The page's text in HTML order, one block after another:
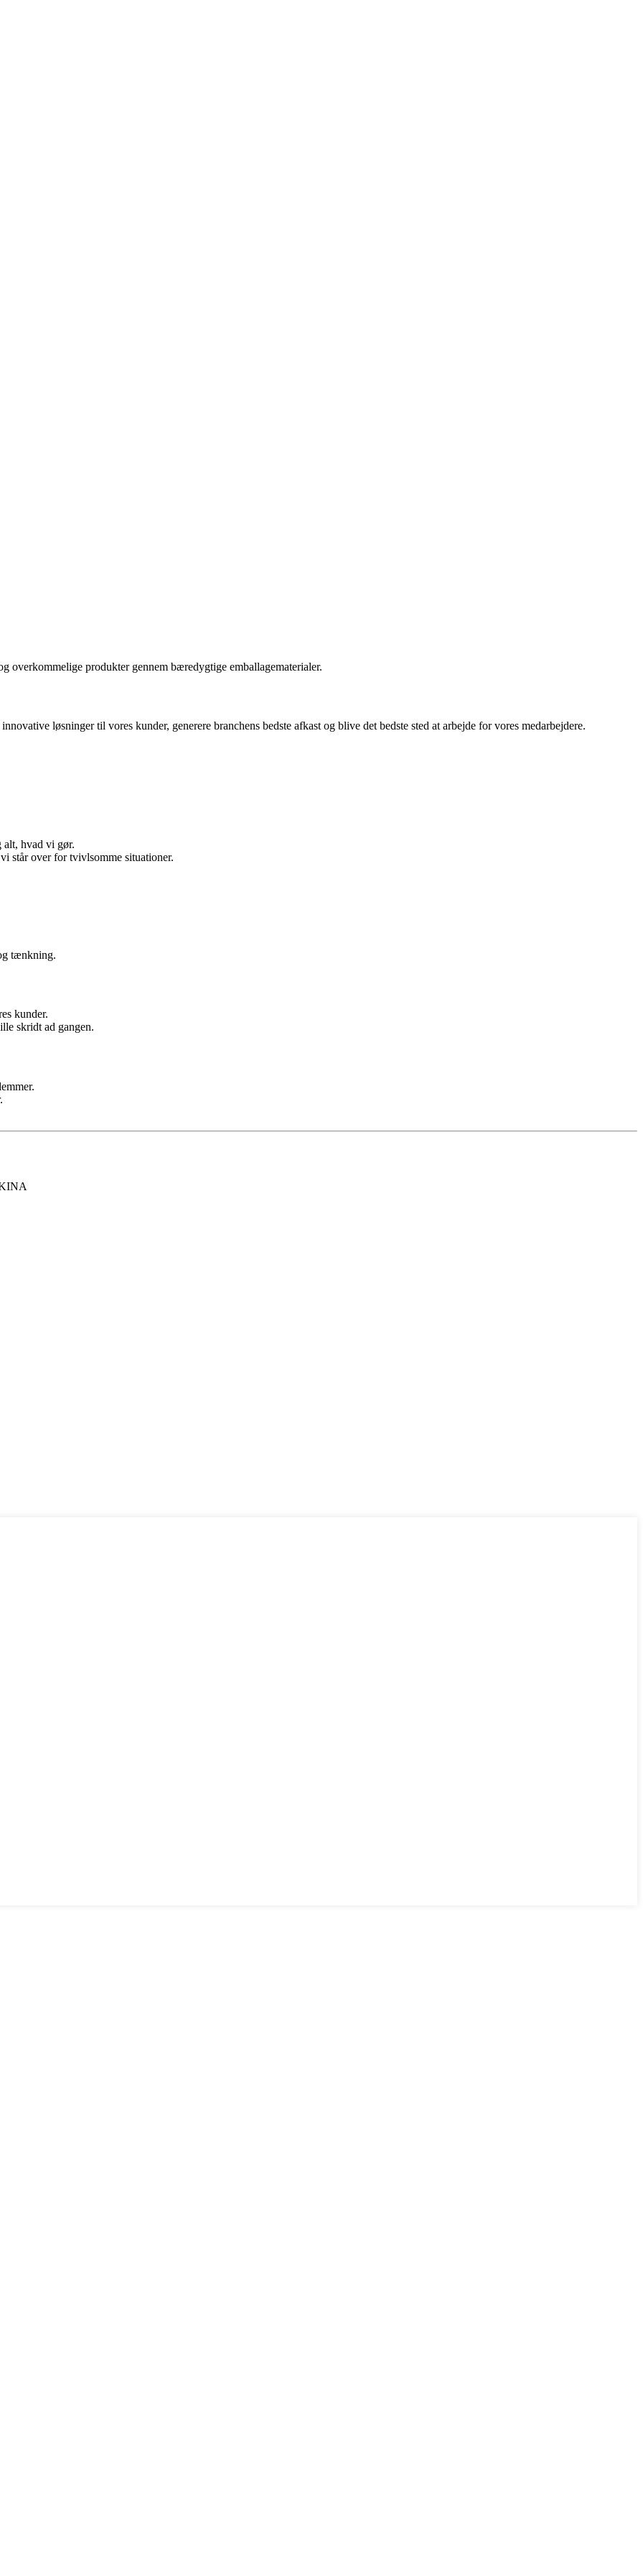
overkommelige produkter gennem bæredygtige emballagematerialer.
løsninger til vores kunder, generere branchens bedste afkast og blive det bedste sted at arbejde for vores medarbejdere.
alt, hvad vi gør.
står over for tvivlsomme situationer.
tænkning.
kunder.
skridt ad gangen.